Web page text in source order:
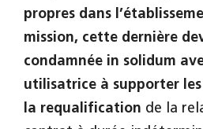
propres dans
mission, cette dernière
condamnée in solidum
utilisatrice à supporter les
la requalification de la